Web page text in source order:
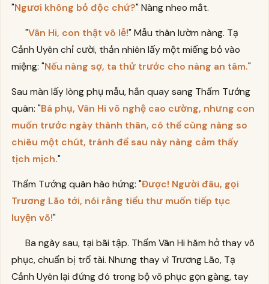
"Ngươi không bỏ độc chứ?" Nàng nheo mắt.
"Vân Hi, con thật vô lễ!" Mẫu thân lườm nàng. Tạ
Cảnh Uyên chỉ cười, thản nhiên lấy một miếng bỏ vào
miệng: "Nếu nàng sợ, ta thử trước cho nàng an tâm."
Sau màn lấy lòng phụ mẫu, hắn quay sang Thẩm Tướng
quân: "Bá phụ, Vân Hi võ nghệ cao cường, nhưng con
muốn trước ngày thành thân, có thể cùng nàng so
chiêu một chút, tránh để sau này nàng cảm thấy
tịch mịch."
Thẩm Tướng quân hào hứng: "Được! Người đâu, gọi
Trương Lão tới, nói rằng tiểu thư muốn tiếp tục
luyện võ!"
Ba ngày sau, tại bãi tập. Thẩm Vân Hi hăm hở thay võ
phục, chuẩn bị trổ tài. Nhưng thay vì Trương Lão, Tạ
Cảnh Uyên lại đứng đó trong bộ võ phục gọn gàng, tay